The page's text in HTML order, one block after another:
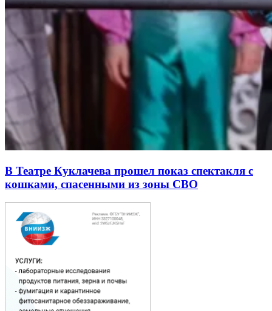
В Театре Куклачева прошел показ спектакля с
кошками, спасенными из зоны СВО